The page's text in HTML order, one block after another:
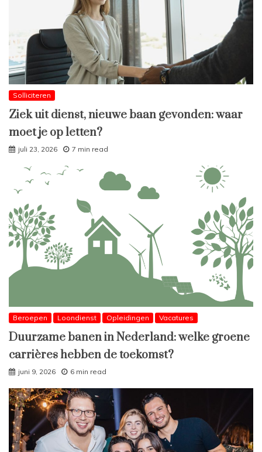
Solliciteren
Ziek uit dienst, nieuwe baan gevonden: waar
moet je op letten?
juli 23, 2026 7 min read
Beroepen Loondienst Opleidingen Vacatures
Duurzame banen in Nederland: welke groene
carrières hebben de toekomst?
juni 9, 2026 6 min read